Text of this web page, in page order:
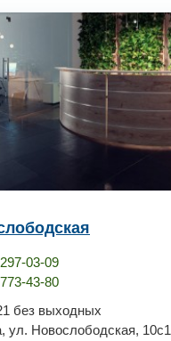
03-09
43-80
без выходных
ул. Новослободская, 10с1